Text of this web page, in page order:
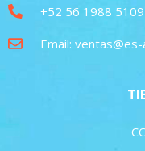
+52 56 1988 5109
Email: